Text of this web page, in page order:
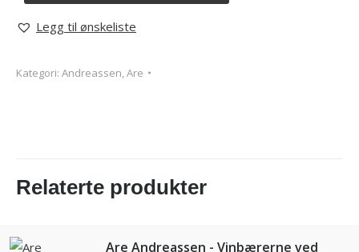
Legg til ønskeliste
Kategori: Andreassen, Are
Relaterte produkter
Are Andreassen - Vinbærerne ved